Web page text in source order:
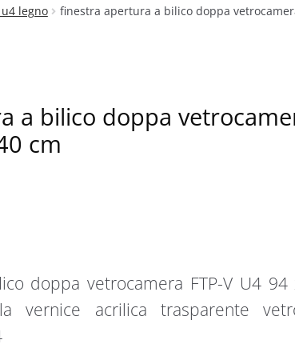
legno
finestra apertura a bilico doppa
a bilico doppa
cm
doppa vetrocamera FTP-V U4
acrilica trasparente